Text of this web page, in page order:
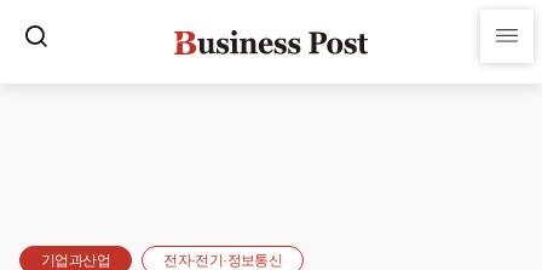
기업과산업 전자·전기·정보통신